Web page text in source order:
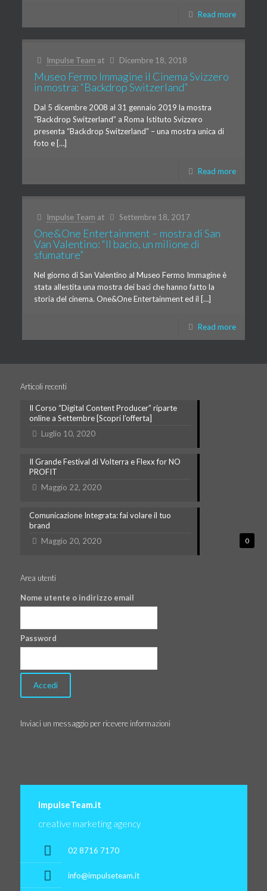
Read more
Impulse Team at Dicembre 18, 2018
Museo Fermo Immagine il Cinema Svizzero
in mostra: “Backdrop Switzerland”
Dal 5 dicembre 2008 al 31 gennaio 2019 la mostra
“Backdrop Switzerland” a Roma Istituto Svizzero
presenta “Backdrop Switzerland” – una mostra unica di
foto e […]
Read more
Impulse Team at Settembre 18, 2017
One&One Entertainment – mostra di San
Van Valentino: “Il bacio, un milione di
sfumature”
Nel giorno di San Valentino al Museo Fermo Immagine è
stata allestita una mostra dei baci che hanno fatto la
storia del cinema. One&One Entertainment ed il […]
Read more
Articoli recenti
Il Corso “Digital Content Producer” riparte
online a Settembre [Scopri l’offerta]
Luglio 10, 2020
Il Grande Festival di Volterra e Flexx for NO
PROFIT
Maggio 22, 2020
0
Comunicazione Integrata: fai volare il tuo
brand
Maggio 20, 2020
Area utenti
Nome utente o indirizzo email
Password
Inviaci un messaggio per ricevere informazioni
ImpulseTeam.it
creative marketing agency
02 8716 7170
info@impulseteam.it